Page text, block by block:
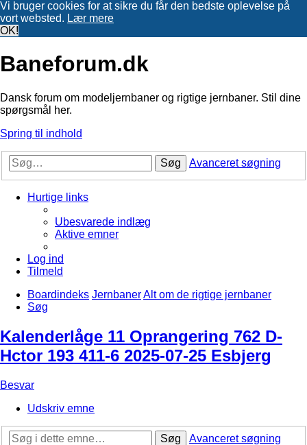
Vi bruger cookies for at sikre du får den bedste oplevelse på
vort websted. Lær mere
OK!
Baneforum.dk
Dansk forum om modeljernbaner og rigtige jernbaner. Stil dine
spørgsmål her.
Spring til indhold
Søg Avanceret søgning
Hurtige links
Ubesvarede indlæg
Aktive emner
Log ind
Tilmeld
Boardindeks JernbanerAlt om de rigtige jernbaner
Søg
Kalenderlåge 11 Oprangering 762 D-
Hctor 193 411-6 2025-07-25 Esbjerg
Besvar
Udskriv emne
Søg
Avanceret søgning